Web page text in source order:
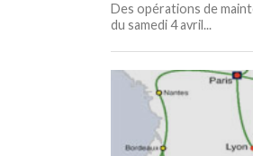
Des opérations de
du samedi 4 avril...